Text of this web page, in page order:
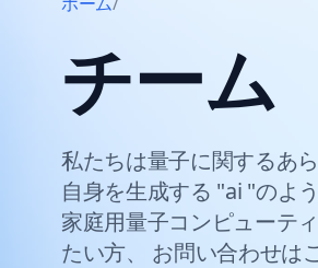
チーム
私たちは量子に関するあ
自身を生成する "ai "のよ
家庭用量子コンピューテ
たい方、 お問い合わせは